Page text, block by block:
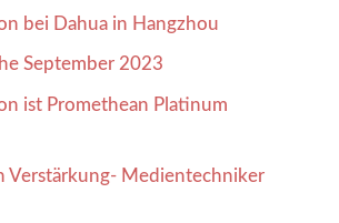
bei Dahua in Hangzhou
September 2023
ist Promethean Platinum
Verstärkung- Medientechniker